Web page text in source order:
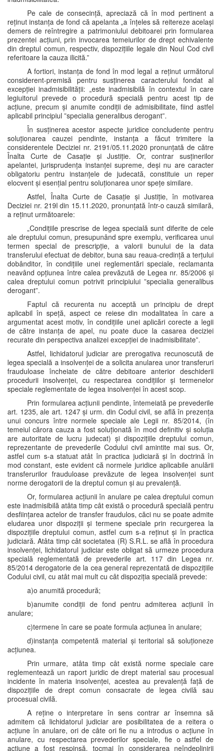
Pe cale de consecință, apreciază că în mod pertinent a
reținut instanța de fond că apelanta „a înțeles să reitereze același
demers de reîntregire a patrimoniului debitoarei prin formularea
prezentei acțiuni, prin invocarea temeiurilor de drept echivalente
din dreptul comun, respectiv, dispozițiile legale din Noul Cod civil
referitoare la cauza ilicită.”
A fortiori, instanța de fond în mod legal a reținut următorul
considerent-premisă pentru susținerea caracterului fondat al
excepției inadmisibilității: „este inadmisibilă în contextul în care
legiuitorul prevede o procedură specială pentru acest tip de
acțiune, precum și anumite condiții de admisibilitate, fiind astfel
aplicabil principiul ”specialia generalibus derogant”.
În susținerea acestor aspecte juridice concludente pentru
soluționarea cauzei pendinte, instanța a făcut trimitere la
considerentele Deciziei nr. 2191/05.11.2020 pronunțată de către
Înalta Curte de Casație și Justiție. Or, contrar susținerilor
apelantei, jurisprudența instanței supreme, deși nu are caracter
obligatoriu pentru instanțele de judecată, constituie un reper
elocvent și esențial pentru soluționarea unor spețe similare.
Astfel, Înalta Curte de Casație și Justiție, în motivarea
Deciziei nr. 219l din 15.11.2020, pronunțată într-o cauză similară,
a reținut următoarele:
„Condițiile prescrise de legea specială sunt diferite de cele
ale dreptului comun, presupunând spre exemplu, verificarea unui
termen special de prescripție, a valorii bunului de la data
transferului efectuat de debitor, buna sau reaua-credință a terțului
dobânditor, în condițiile unei reglementări speciale, reclamanta
neavând opțiunea între calea prevăzută de Legea nr. 85/2006 și
calea dreptului comun potrivit principiului ”specialia generalibus
derogant”.
Faptul că recurenta nu acceptă un principiu de drept
aplicabil în speță, aspect ce reiese din modalitatea în care a
argumentat acest motiv, în condițiile unei aplicări corecte a legii
de către instanța de apel, nu poate duce la casarea deciziei
recurate din perspectiva analizei excepției de inadmisibilitate”.
Astfel, lichidatorul judiciar are prerogativa recunoscută de
legea specială a insolvenței de a solicita anularea unor transferuri
frauduloase încheiate de către debitoare anterior deschiderii
procedurii insolvenței, cu respectarea condițiilor și termenelor
speciale reglementate de legea insolvenței în acest scop.
Prin formularea acțiunii pendinte, întemeiată pe prevederile
art. 1235, ale art. 1247 și urm. din Codul civil, se află în prezența
unui concurs între normele speciale ale Legii nr. 85/2014, (în
temeiul cărora cauza a fost soluționată în mod definitiv și soluția
are autoritate de lucru judecat) și dispozițiile dreptului comun,
reprezentante de prevederile Codului civil amintite mai sus. Or,
astfel cum s-a statuat atât în practica judiciară și în doctrină în
mod constant, este evident că normele juridice aplicabile anulării
transferurilor frauduloase prevăzute de legea insolvenței sunt
norme derogatorii de la dreptul comun și au prevalență.
Or, formularea acțiunii în anulare pe calea dreptului comun
este inadmisibilă atâta timp cât există o procedură specială pentru
desființarea actelor de transfer fraudulos, căci nu se poate admite
eludarea unor dispoziții și termene speciale prin recurgerea la
dispozițiile dreptului comun, astfel cum s-a reținut și în practica
judiciară. Atâta timp cât societatea (R) S.R.L. se află în procedura
insolvenței, lichidatorul judiciar este obligat să urmeze procedura
specială reglementată de prevederile art. 117 din Legea nr.
85/2014 derogatorie de la cea general reprezentată de dispozițiile
Codului civil, cu atât mai mult cu cât dispoziția specială prevede:
a)o anumită procedură;
b)anumite condiții de fond pentru admiterea acțiunii în
anulare;
c)termene în care se poate formula acțiunea în anulare;
d)instanța competentă material și teritorial să soluționeze
acțiunea.
Prin urmare, atâta timp cât există norme speciale care
reglementează un raport juridic de drept material sau procesual
incidente în materia insolvenței, acestea au prevalență față de
dispozițiile de drept comun consacrate de legea civilă sau
procesual civilă.
A reține o interpretare în sens contrar ar însemna să
admitem că lichidatorul judiciar are posibilitatea de a reitera o
acțiune în anulare, ori de câte ori fie nu a introdus o acțiune în
anulare, cu respectarea prevederilor speciale, fie o astfel de
acțiune a fost respinsă, tocmai în considerarea neîndeplinirii